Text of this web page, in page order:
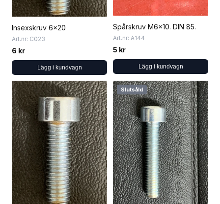
Insexskruv 6x20
Art.nr: C023
6 kr
Lägg i kundvagn
Spårskruv M6x10. DIN 85.
Art.nr: A144
5 kr
Lägg i kundvagn
Slutsåld